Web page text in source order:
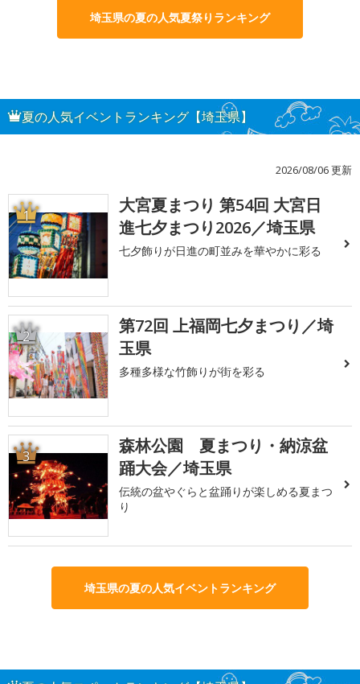
埼玉県の夏の人気夏祭りランキング
夏の人気イベントランキング【埼玉県】
2026/08/06 更新
1
大宮夏まつり 第54回 大宮日
進七夕まつり2026／埼玉県
七夕飾りが日進の町並みを華やかに彩る
2
第72回 上福岡七夕まつり／埼
玉県
多種多様な竹飾りが街を彩る
3
森林公園 夏まつり・納涼盆
踊大会／埼玉県
伝統の盆やぐらと盆踊りが楽しめる夏まつ
り
埼玉県の夏の人気イベントランキング